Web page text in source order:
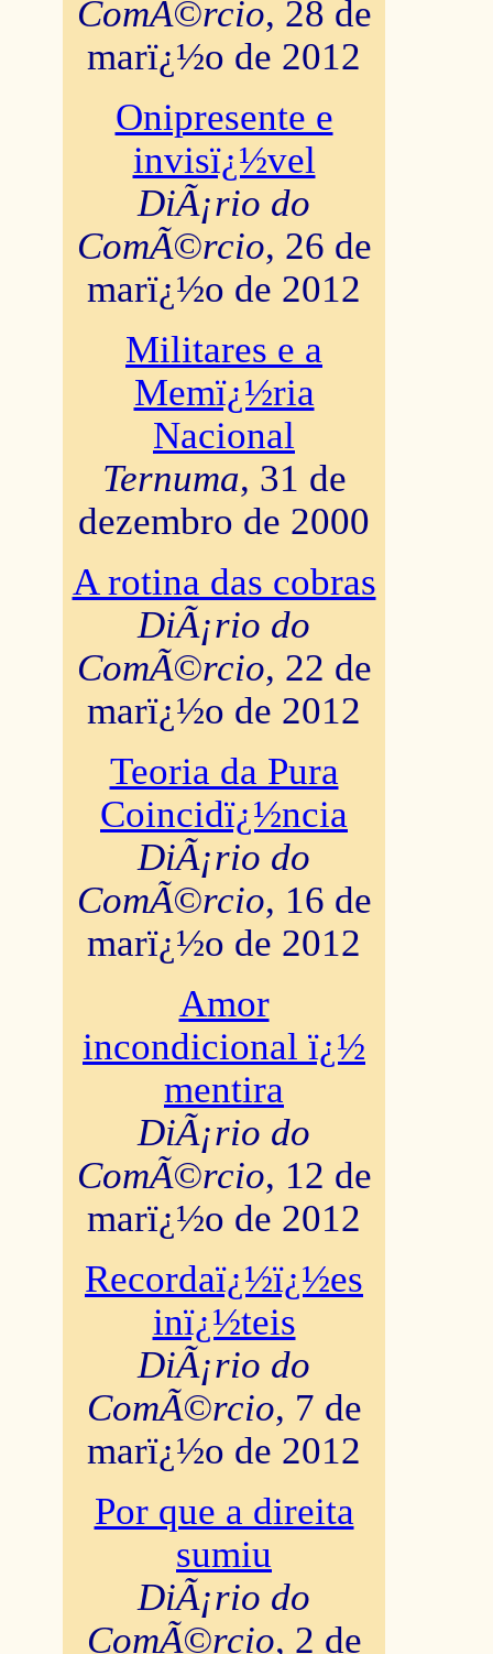
ComÃ©rcio, 28 de
marï¿½o de 2012
Onipresente e
invisï¿½vel
DiÃ¡rio do
ComÃ©rcio, 26 de
marï¿½o de 2012
Militares e a
Memï¿½ria
Nacional
Ternuma, 31 de
dezembro de 2000
A rotina das cobras
DiÃ¡rio do
ComÃ©rcio, 22 de
marï¿½o de 2012
Teoria da Pura
Coincidï¿½ncia
DiÃ¡rio do
ComÃ©rcio, 16 de
marï¿½o de 2012
Amor
incondicional ï¿½
mentira
DiÃ¡rio do
ComÃ©rcio, 12 de
marï¿½o de 2012
Recordaï¿½ï¿½es
inï¿½teis
DiÃ¡rio do
ComÃ©rcio, 7 de
marï¿½o de 2012
Por que a direita
sumiu
DiÃ¡rio do
ComÃ©rcio, 2 de